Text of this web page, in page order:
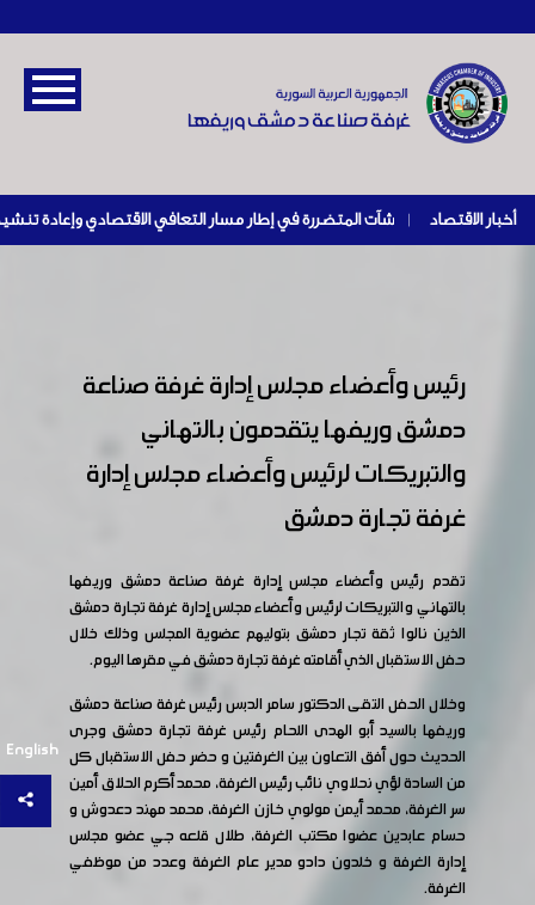
أخبار الاقتصاد |
English
رئيس وأعضاء مجلس إدارة غرفة صناعة
دمشق وريفها يتقدمون بالتهاني
والتبريكات لرئيس وأعضاء مجلس إدارة
غرفة تجارة دمشق
تقدم رئيس وأعضاء مجلس إدارة غرفة صناعة دمشق وريفها
بالتهاني والتبريكات لرئيس وأعضاء مجلس إدارة غرفة تجارة دمشق
الذين نالوا ثقة تجار دمشق بتوليهم عضوية المجلس وذلك خلال
حفل الاستقبال الذي أقامته غرفة تجارة دمشق في مقرها اليوم.
وخلال الحفل التقى الدكتور سامر الدبس رئيس غرفة صناعة دمشق
وريفها بالسيد أبو الهدى اللحام رئيس غرفة تجارة دمشق وجرى
الحديث حول أفق التعاون بين الغرفتين و حضر حفل الاستقبال كل
من السادة لؤي نحلاوي نائب رئيس الغرفة، محمد أكرم الحلاق أمين
سر الغرفة، محمد أيمن مولوي خازن الغرفة، محمد مهند دعدوش و
حسام عابدين عضوا مكتب الغرفة، طلال قلعه جي عضو مجلس
إدارة الغرفة و خلدون دادو مدير عام الغرفة وعدد من موظفي
الغرفة.